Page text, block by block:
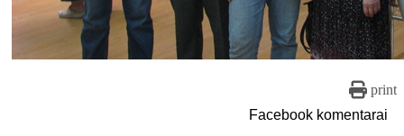
print
Facebook komentarai